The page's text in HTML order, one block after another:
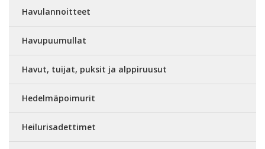
Havulannoitteet
Havupuumullat
Havut, tuijat, puksit ja alppiruusut
Hedelmäpoimurit
Heilurisadettimet